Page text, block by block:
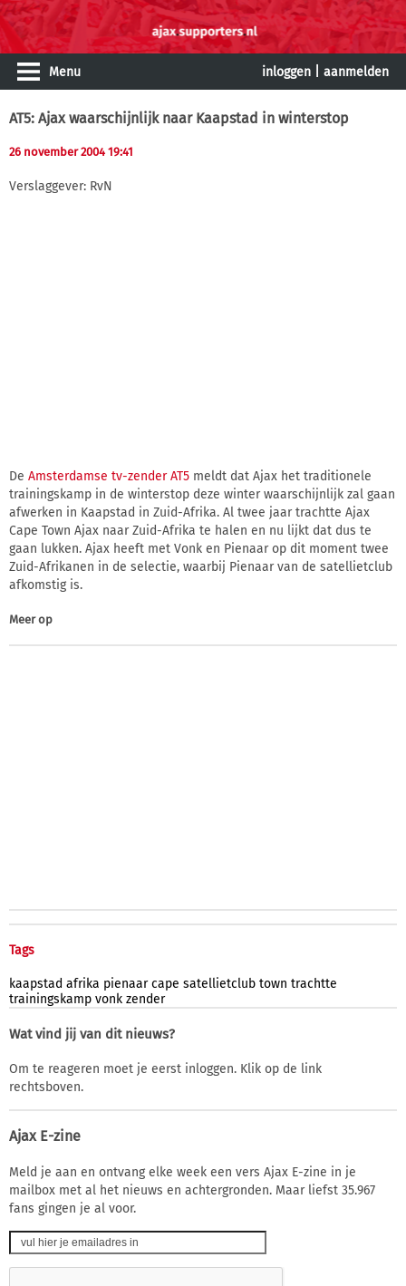
Menu inloggen aanmelden
AT5: Ajax waarschijnlijk naar Kaapstad in winterstop
26 november 2004 19:41
Verslaggever: RvN
De Amsterdamse tv-zender AT5 meldt dat Ajax het traditionele
trainingskamp in de winterstop deze winter waarschijnlijk zal gaan
afwerken in Kaapstad in Zuid-Afrika. Al twee jaar trachtte Ajax
Cape Town Ajax naar Zuid-Afrika te halen en nu lijkt dat dus te
gaan lukken. Ajax heeft met Vonk en Pienaar op dit moment twee
Zuid-Afrikanen in de selectie, waarbij Pienaar van de satellietclub
afkomstig is.
Meer op
Tags
kaapstad afrika pienaar cape satellietclub town trachtte
trainingskamp vonk zender
Wat vind jij van dit nieuws?
Om te reageren moet je eerst inloggen. Klik op de link
rechtsboven.
Ajax E-zine
Meld je aan en ontvang elke week een vers Ajax E-zine in je
mailbox met al het nieuws en achtergronden. Maar liefst 35.967
fans gingen je al voor.